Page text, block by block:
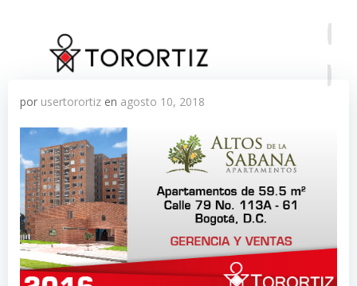
contenido
por usertorortiz en agosto 10, 2018